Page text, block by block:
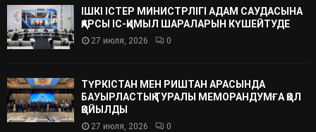
ІШКІ ІСТЕР МИНИСТРЛІГІ АДАМ САУДАСЫНА
ҚАРСЫ ІС-ҚИМЫЛ ШАРАЛАРЫН КҮШЕЙТУДЕ
27 июля, 2026 0
ТҮРКІСТАН МЕН РИШТАН АРАСЫНДА
БАУЫРЛАСТЫҚ ТУРАЛЫ МЕМОРАНДУМҒА ҚОЛ
ҚОЙЫЛДЫ
27 июля, 2026 0